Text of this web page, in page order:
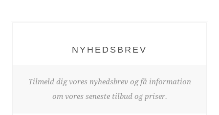
NYHEDSBREV
Tilmeld dig vores nyhedsbrev og få information
om vores seneste tilbud og priser.